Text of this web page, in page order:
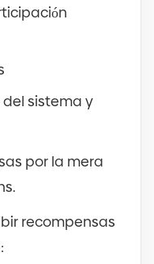
sistema y
por la mera
recompensas